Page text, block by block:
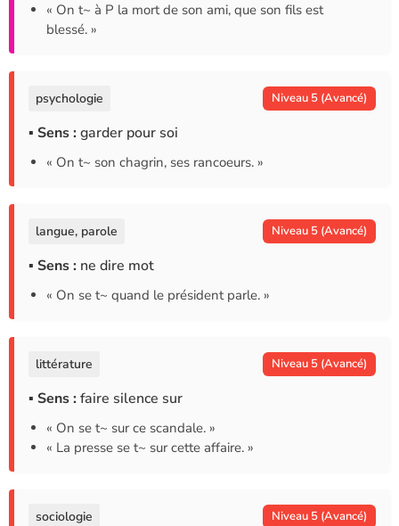
« On t~ à P la mort de son ami, que son fils est
blessé. »
psychologie Niveau 5 (Avancé)
▪ Sens : garder pour soi
« On t~ son chagrin, ses rancoeurs. »
langue, parole Niveau 5 (Avancé)
▪ Sens : ne dire mot
« On se t~ quand le président parle. »
littérature Niveau 5 (Avancé)
▪ Sens : faire silence sur
« On se t~ sur ce scandale. »
« La presse se t~ sur cette affaire. »
sociologie Niveau 5 (Avancé)